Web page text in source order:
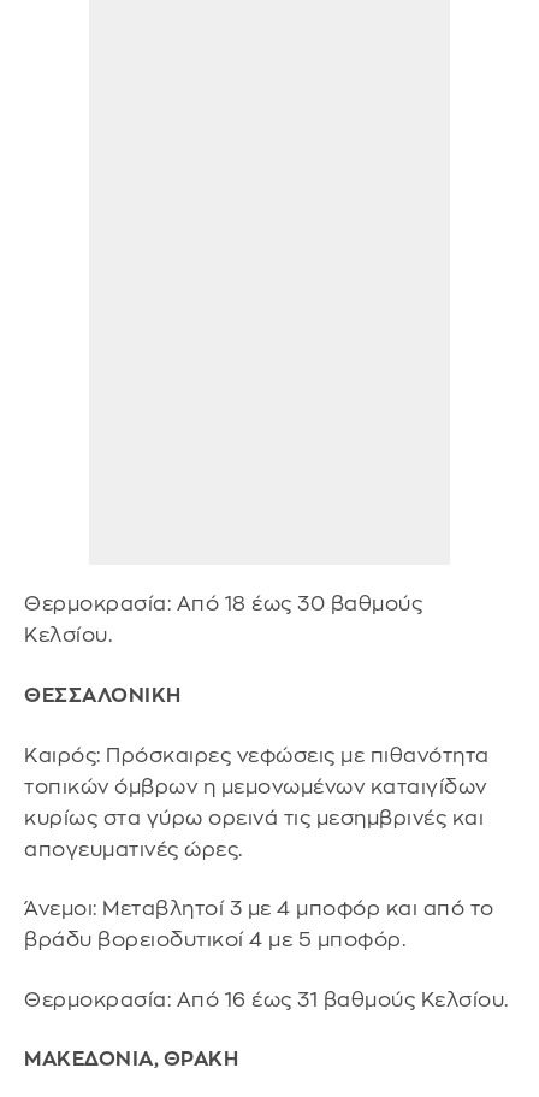
Θερμοκρασία: Από 18 έως 30 βαθμούς
Κελσίου.
ΘΕΣΣΑΛΟΝΙΚΗ
Καιρός: Πρόσκαιρες νεφώσεις με πιθανότητα
τοπικών όμβρων η μεμονωμένων καταιγίδων
κυρίως στα γύρω ορεινά τις μεσημβρινές και
απογευματινές ώρες.
Άνεμοι: Μεταβλητοί 3 με 4 μποφόρ και από το
βράδυ βορειοδυτικοί 4 με 5 μποφόρ.
Θερμοκρασία: Από 16 έως 31 βαθμούς Κελσίου.
ΜΑΚΕΔΟΝΙΑ, ΘΡΑΚΗ